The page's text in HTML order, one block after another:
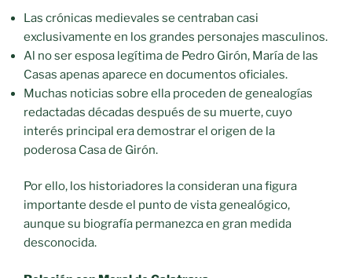
Las crónicas medievales se centraban casi
exclusivamente en los grandes personajes masculinos.
Al no ser esposa legítima de Pedro Girón, María de las
Casas apenas aparece en documentos oficiales.
Muchas noticias sobre ella proceden de genealogías
redactadas décadas después de su muerte, cuyo
interés principal era demostrar el origen de la
poderosa Casa de Girón.
Por ello, los historiadores la consideran una figura
importante desde el punto de vista genealógico,
aunque su biografía permanezca en gran medida
desconocida.